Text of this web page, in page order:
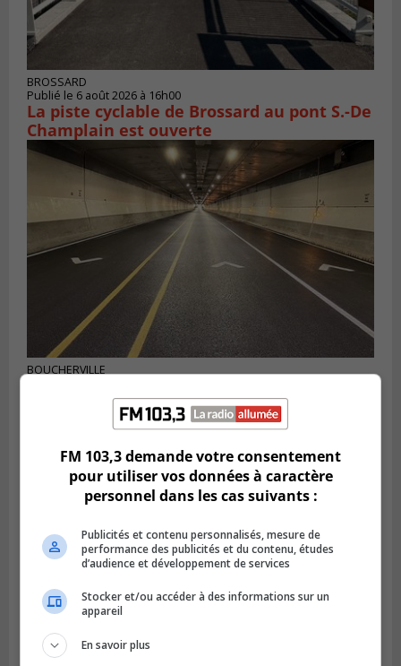
BROSSARD
Publié le 6 août 2026 à 16h00
La piste cyclable de Brossard au pont S.-De
Champlain est ouverte
BOUCHERVILLE
Le tube nord du pont-tunnel Louis-
Hippolyte-La Fontaine se dote d’une
nouvelle chaussée
FM 103,3 demande votre consentement
pour utiliser vos données à caractère
personnel dans les cas suivants :
Publicités et contenu personnalisés, mesure de
performance des publicités et du contenu, études
d’audience et développement de services
Stocker et/ou accéder à des informations sur un
appareil
En savoir plus